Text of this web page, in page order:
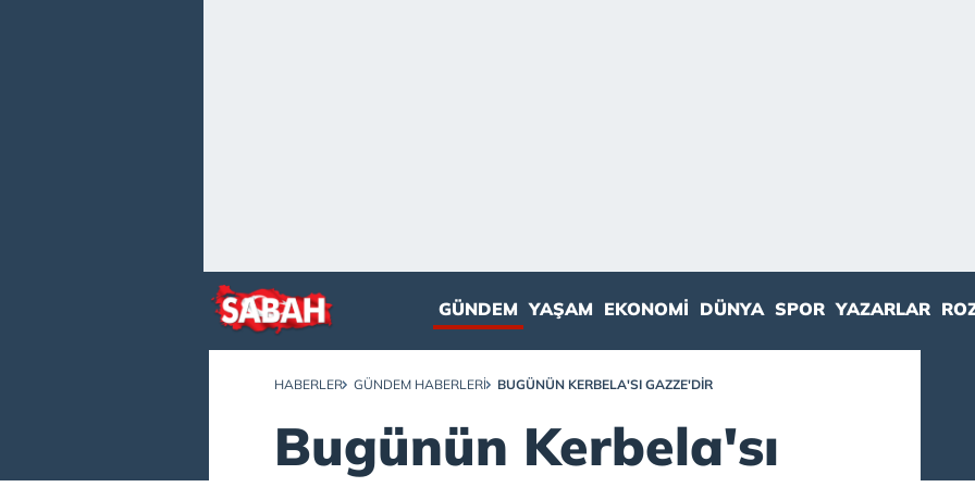
GÜNDEM YAŞAM EKONOMI DÜNYA SPOR YAZARLAR
HABERLER GÜNDEM HABERLERI BUGÜNÜN KERBELA'SI GAZZE'DIR
Bugünün Kerbela'sı